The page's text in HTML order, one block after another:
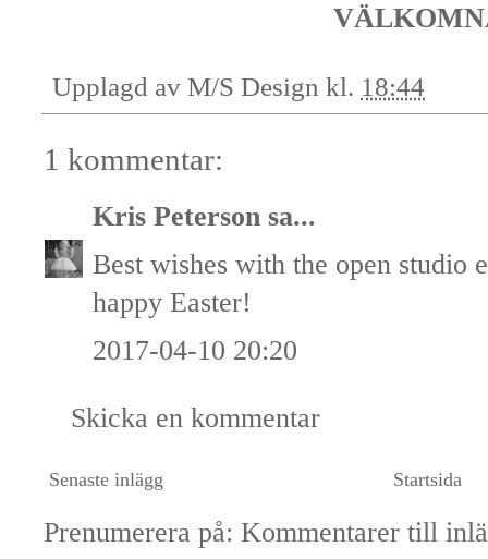
Upplagd av M/S Design kl. 18:44
1 kommentar:
Kris Peterson sa...
Best wishes with the open studio
happy Easter!
2017-04-10 20:20
Skicka en kommentar
Senaste inlägg Startsida
Prenumerera på: Kommentarer till